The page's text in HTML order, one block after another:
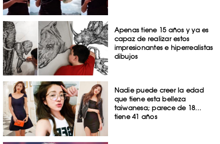
Apenas tiene 15 años y ya es
capaz de realizar estos
impresionantes e hiperrealistas
dibujos
Nadie puede creer la edad
que tiene esta belleza
taiwanesa; parece de 18…
tiene 41 años